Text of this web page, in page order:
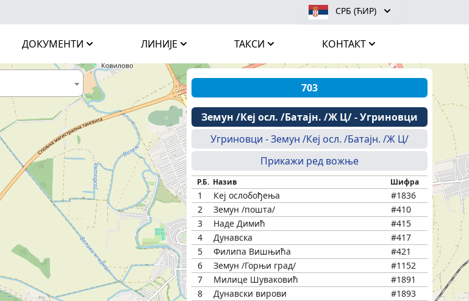
СРБ (ЋИР)
ДОКУМЕНТИ ЛИНИЈЕ ТАКСИ КОНТАКТ
703
Земун /Кеј осл. /Батајн. /Ж Ц/ - Угриновци
Угриновци - Земун /Кеј осл. /Батајн. /Ж Ц/
Прикажи ред вожње
Р.Б. Назив Шифра
1 Кеј ослобођења
#1836
2
Земун /пошта/
#410
3
Наде Димић
#415
4
Дунавска
#417
5
Филипа Вишњића
#421
6
Земун /Горњи град/
#1152
7
Милице Шуваковић
#1891
8
Дунавски вирови
#1893